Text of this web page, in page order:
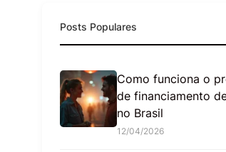
Posts Populares
Como funciona o
de financiamento
no Brasil
12/04/2026